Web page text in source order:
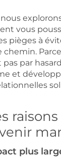
vous
pièges à
par
et
plus